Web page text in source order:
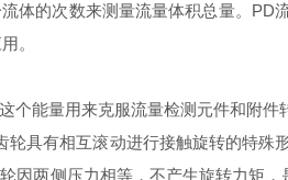
体的次数来测量流量体积总量。 PD
。
能量用来克服流量检测元件和附件
轮具有相互滚动进行接触旋转的特殊形
因两侧压力相等，不产生旋转力矩